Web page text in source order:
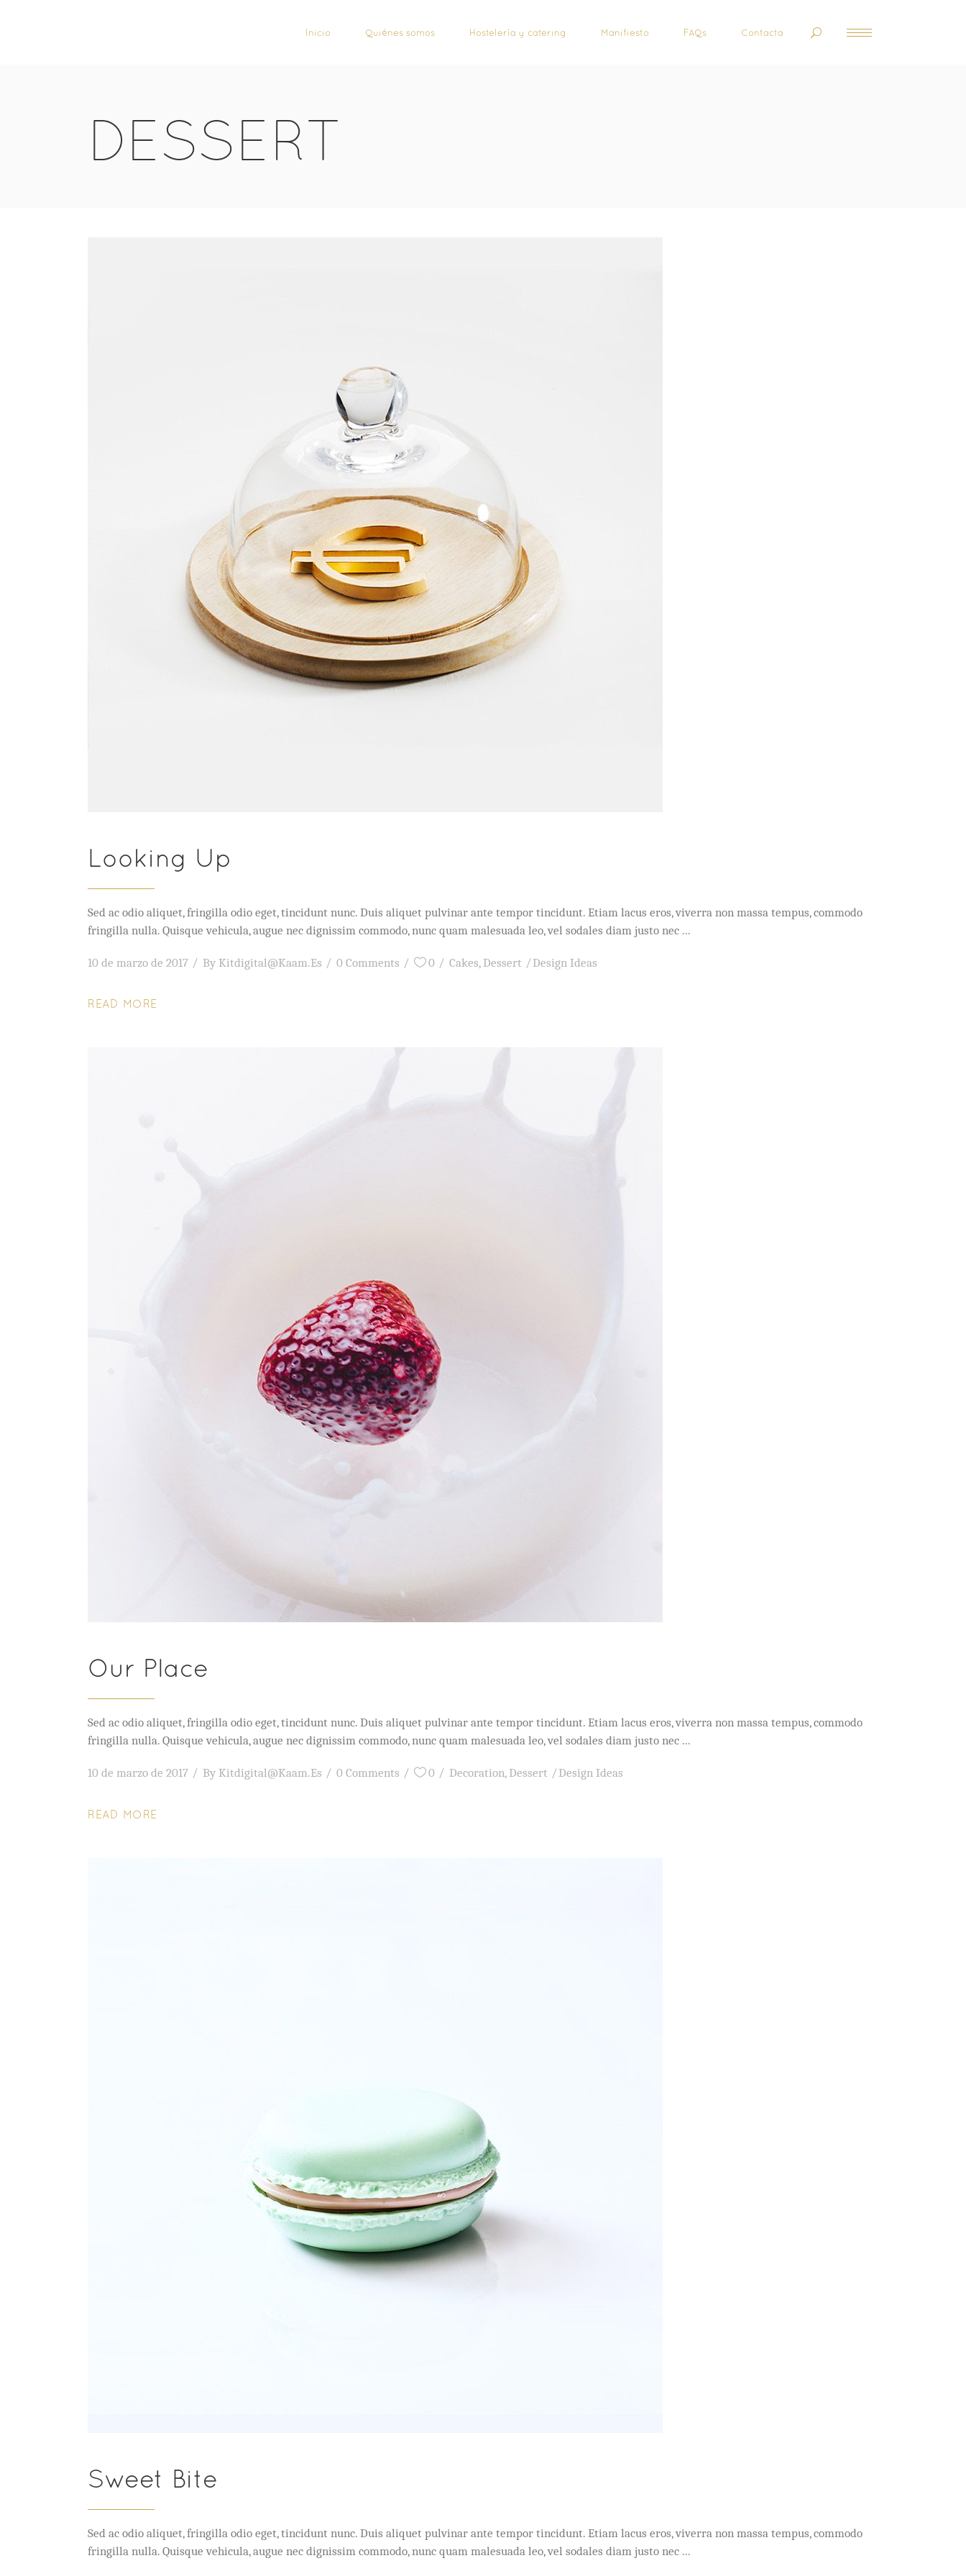
Inicio Quiénes somos Hostelería y catering Manifiesto FAQs Contacta
DESSERT
Looking Up
Sed ac odio aliquet, fringilla odio eget, tincidunt nunc. Duis aliquet pulvinar ante tempor tincidunt. Etiam lacus eros, viverra non massa tempus, commodo
fringilla nulla. Quisque vehicula, augue nec dignissim commodo, nunc quam malesuada leo, vel sodales diam justo nec
10 de marzo de 2017 By Kitdigital@kaam.es 0 Comments 0 Cakes, Dessert Design Ideas
READ MORE
Our Place
Sed ac odio aliquet, fringilla odio eget, tincidunt nunc. Duis aliquet pulvinar ante tempor tincidunt. Etiam lacus eros, viverra non massa tempus, commodo
fringilla nulla. Quisque vehicula, augue nec dignissim commodo, nunc quam malesuada leo, vel sodales diam justo nec
10 de marzo de 2017 By Kitdigital@kaam.es 0 Comments 0 Decoration, Dessert Design Ideas
READ MORE
Sweet Bite
Sed ac odio aliquet, fringilla odio eget, tincidunt nunc. Duis aliquet pulvinar ante tempor tincidunt. Etiam lacus eros, viverra non massa tempus, commodo
fringilla nulla. Quisque vehicula, augue nec dignissim commodo, nunc quam malesuada leo, vel sodales diam justo nec